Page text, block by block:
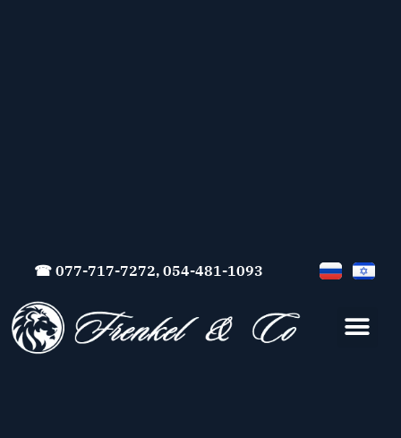
☎ 077-717-7272, 054-481-1093